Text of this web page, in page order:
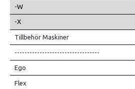
-W
-X
Tillbehör Maskiner
----------------------------------
Ego
Flex